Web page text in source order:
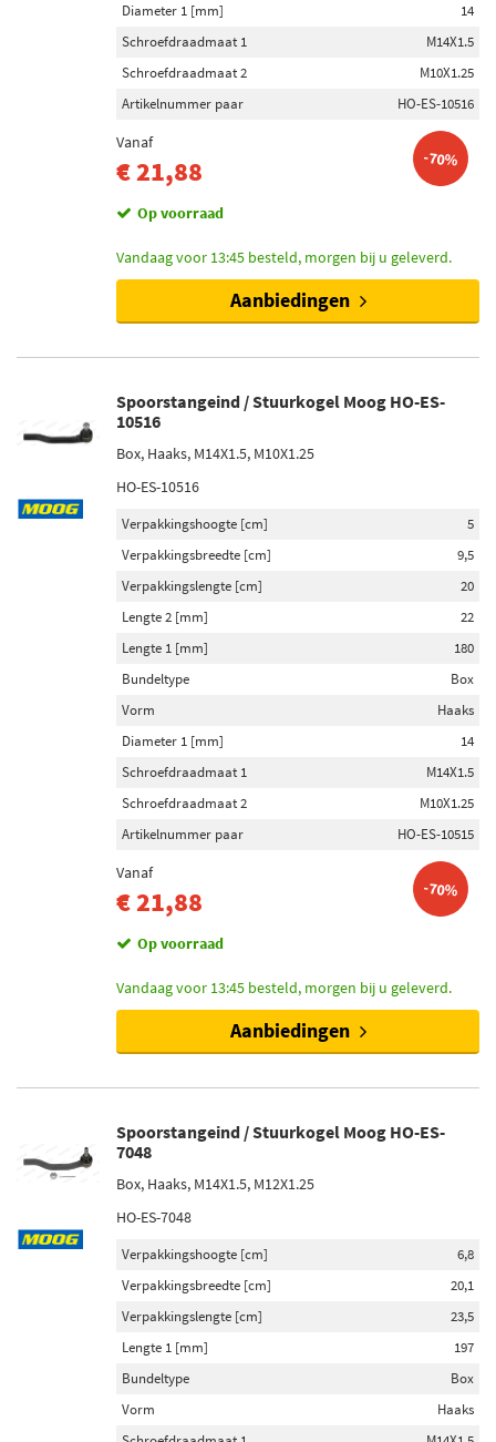
Diameter 1 [mm]
14
Schroefdraadmaat 1
M14X1.5
Schroefdraadmaat 2
M10X1.25
Artikelnummer paar
HO-ES-10516
Vanaf
€ 21,88 -70%
Op voorraad
Vandaag voor 13:45 besteld, morgen bij u geleverd.
Aanbiedingen
Spoorstangeind / Stuurkogel Moog HO-ES-
10516
Box, Haaks, M14X1.5, M10X1.25
HO-ES-10516
Verpakkingshoogte [cm]
5
Verpakkingsbreedte [cm]
9,5
Verpakkingslengte [cm]
20
Lengte 2 [mm]
22
Lengte 1 [mm]
180
Bundeltype
Box
Vorm
Haaks
Diameter 1 [mm]
14
Schroefdraadmaat 1
M14X1.5
Schroefdraadmaat 2
M10X1.25
Artikelnummer paar
HO-ES-10515
Vanaf
€ 21,88 -70%
Op voorraad
Vandaag voor 13:45 besteld, morgen bij u geleverd.
Aanbiedingen
Spoorstangeind / Stuurkogel Moog HO-ES-
7048
Box, Haaks, M14X1.5, M12X1.25
HO-ES-7048
Verpakkingshoogte [cm]
6,8
Verpakkingsbreedte [cm]
20,1
Verpakkingslengte [cm]
23,5
Lengte 1 [mm]
197
Bundeltype
Box
Vorm
Haaks